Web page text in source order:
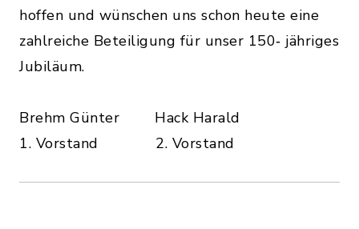
hoffen und wünschen uns schon heute eine
zahlreiche Beteiligung für unser 150‐ jähriges
Jubiläum.
Brehm Günter Hack Harald
1. Vorstand 2. Vorstand